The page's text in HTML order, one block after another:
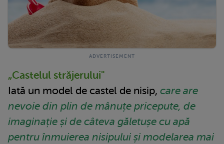
„Castelul străjerului"
Iată un model de castel de nisip, care are
nevoie din plin de mânuțe pricepute, de
imaginație și de câteva găletușe cu apă
pentru înmuierea nisipului și modelarea mai